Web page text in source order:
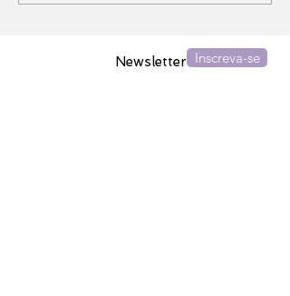
Inscreva-se
Newsletter